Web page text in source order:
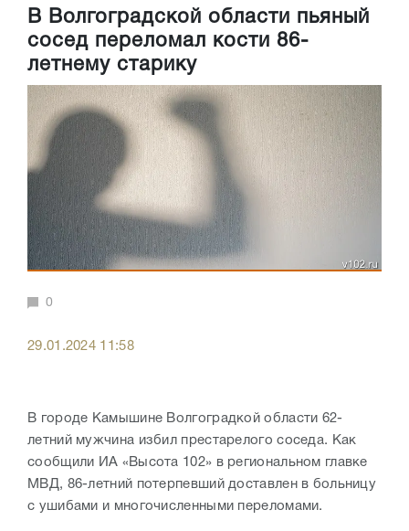
В Волгоградской области пьяный
сосед переломал кости 86-
летнему старику
0
29.01.2024 11:58
В городе Камышине Волгоградкой области 62-
летний мужчина избил престарелого соседа. Как
сообщили ИА «Высота 102» в региональном главке
МВД, 86-летний потерпевший доставлен в больницу
с ушибами и многочисленными переломами.